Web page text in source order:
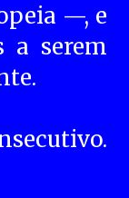
—, e
a serem